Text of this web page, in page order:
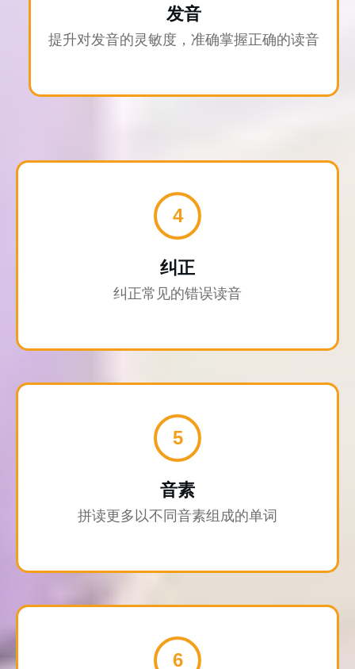
发音
提升对发音的灵敏度，准确掌握正确的读音
4
纠正
纠正常见的错误读音
5
音素
拼读更多以不同音素组成的单词
6